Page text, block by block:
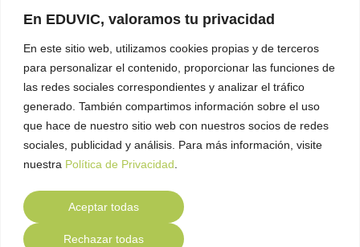
En EDUVIC, valoramos tu privacidad
En este sitio web, utilizamos cookies propias y de terceros
para personalizar el contenido, proporcionar las funciones de
las redes sociales correspondientes y analizar el tráfico
generado. También compartimos información sobre el uso
que hace de nuestro sitio web con nuestros socios de redes
sociales, publicidad y análisis. Para más información, visite
nuestra Política de Privacidad
Aceptar todas
Rechazar todas
La escuela cuenta con la acreditación de laFEATF
Contacto Política de Privacidad